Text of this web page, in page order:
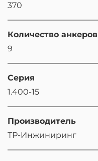
370
Количество анкеров
9
Серия
1.400-15
Производитель
ТР-Инжиниринг